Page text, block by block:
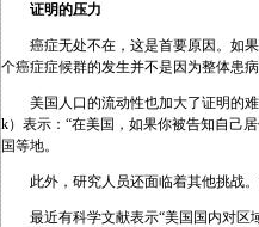
证明的压力
癌症无处不在，这是首要原因。如
个癌症症候群的发生并不是因为整体患
美国人口的流动性也加大了证明的
k）表示：“在美国，如果你被告知自己
国等地。
此外，研究人员还面临着其他挑战
最近有科学文献表示“美国国内对